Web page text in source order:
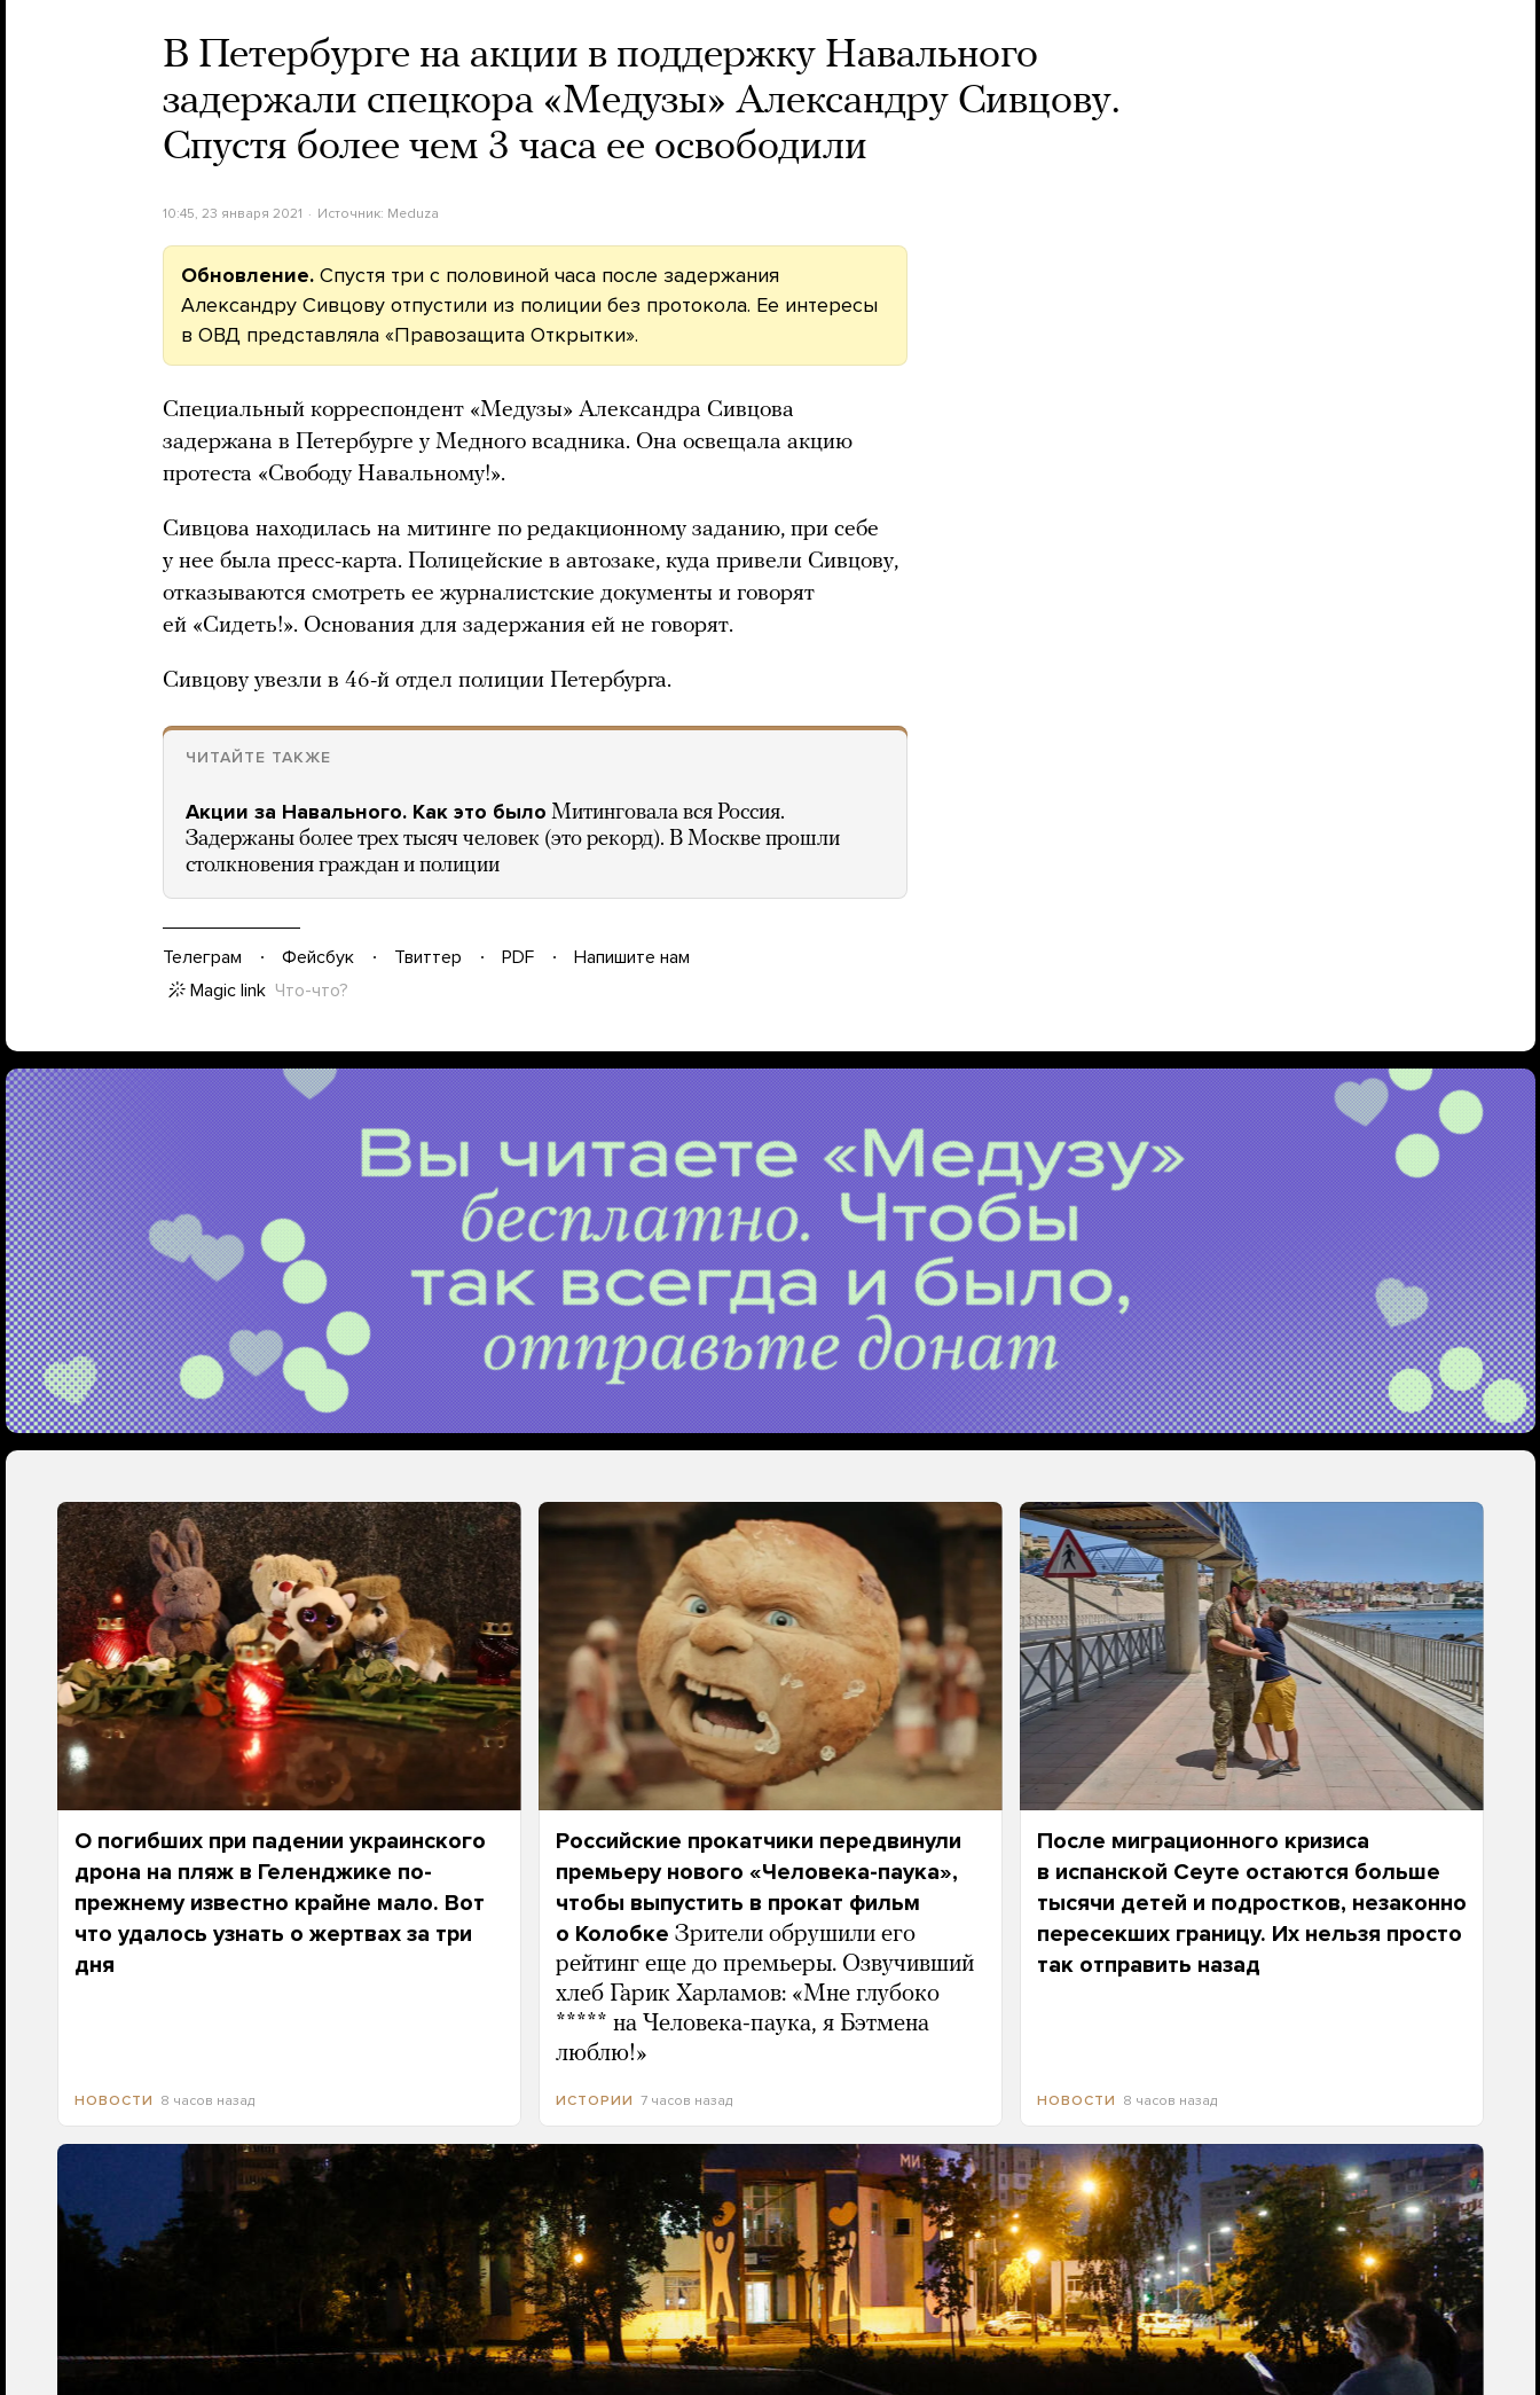
В Петербурге на акции в поддержку Навального
задержали спецкора «Медузы» Александру Сивцову.
Спустя более чем 3 часа ее освободили
10:45, 23 января 2021 Источник: Meduza
Обновление. Спустя три с половиной часа после задержания
Александру Сивцову отпустили из полиции без протокола. Ее интересы
в ОВД представляла «Правозащита Открытки».
Специальный корреспондент «Медузы» Александра Сивцова
задержана в Петербурге у Медного всадника. Она освещала акцию
протеста «Свободу Навальному!».
Сивцова находилась на митинге по редакционному заданию, при себе
у нее была пресс-карта. Полицейские в автозаке, куда привели Сивцову,
отказываются смотреть ее журналистские документы и говорят
ей «Сидеть!». Основания для задержания ей не говорят.
Сивцову увезли в 46-й отдел полиции Петербурга.
ЧИТАЙТЕ ТАКЖЕ
Акции за Навального. Как это было Митинговала вся Россия.
Задержаны более трех тысяч человек (это рекорд). В Москве прошли
столкновения граждан и полиции
Телеграм Фейсбук Твиттер PDF
Напишите нам
Magic link Что-что?
О погибших при падении украинского
дрона на пляж в Геленджике по-
прежнему известно крайне мало. Вот
что удалось узнать о жертвах за три
дня
НОВОСТИ 8 часов назад
Российские прокатчики передвинули
премьеру нового «Человека-паука»,
чтобы выпустить в прокат фильм
о Колобке Зрители обрушили его
рейтинг еще до премьеры. Озвучивший
хлеб Гарик Харламов: «Мне глубоко
***** на Человека-паука, я Бэтмена
люблю!»
ИСТОРИИ 7 часов назад
После миграционного кризиса
в испанской Сеуте остаются больше
тысячи детей и подростков, незаконно
пересекших границу. Их нельзя просто
так отправить назад
НОВОСТИ 8 часов назад